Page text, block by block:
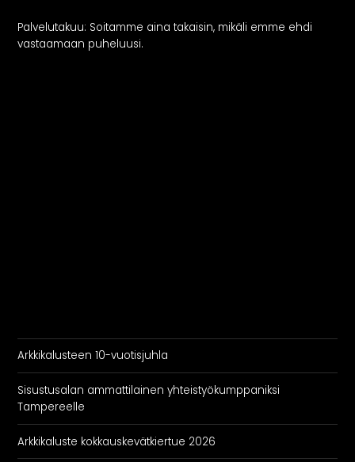
Palvelutakuu: Soitamme aina takaisin, mikäli emme ehdi
vastaamaan puheluusi.
Arkkikalusteen 10-vuotisjuhla
Sisustusalan ammattilainen yhteistyökumppaniksi
Tampereelle
Arkkikaluste kokkauskevätkiertue 2026